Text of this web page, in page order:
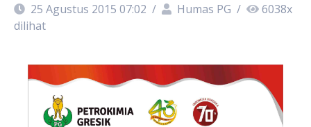
25 Agustus 2015 07:02 / Humas PG / 6038x
dilihat